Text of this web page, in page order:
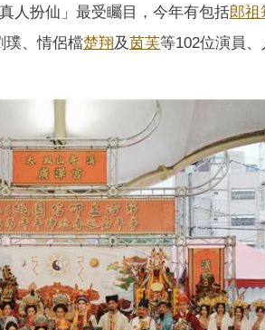
人扮仙」最受矚目，今年有包括郎祖
璞、情侶檔楚翔及茵芙等102位演員、